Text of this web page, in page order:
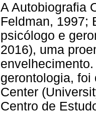
A Autobiografia
Feldman, 1997;
psicólogo e
2016), uma
gerontologia, foi
Center
Centro de